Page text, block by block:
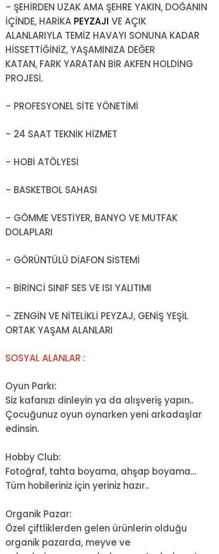
- ŞEHİRDEN UZAK AMA ŞEHRE YAKIN, DOĞANIN
İÇİNDE, HARİKA PEYZAJIVE AÇIK
ALANLARIYLA TEMİZ HAVAYI SONUNA KADAR
HİSSETTİĞİNİZ, YAŞAMINIZA DEĞER
KATAN, FARK YARATAN BİR AKFEN HOLDİNG
PROJESİ.
- PROFESYONEL SİTE YÖNETİMİ
- 24 SAAT TEKNİK HİZMET
- HOBİ ATÖLYESİ
- BASKETBOL SAHASI
- GÖMME VESTİYER, BANYO VE MUTFAK
DOLAPLARI
- GÖRÜNTÜLÜ DİAFON SİSTEMİ
- BİRİNCİ SINIF SES VE ISI YALITIMI
- ZENGİN VE NİTELİKLİ PEYZAJ, GENİŞ YEŞİL
ORTAK YAŞAM ALANLARI
SOSYAL ALANLAR :
Oyun Parkı:
Siz kafanızı dinleyin ya da alışveriş yapın..
Çocuğunuz oyun oynarken yeni arkadaşlar
edinsin.
Hobby Club:
Fotoğraf, tahta boyama, ahşap boyama...
Tüm hobileriniz için yeriniz hazır..
Organik Pazar:
Özel çiftliklerden gelen ürünlerin olduğu
organik pazarda, meyve ve